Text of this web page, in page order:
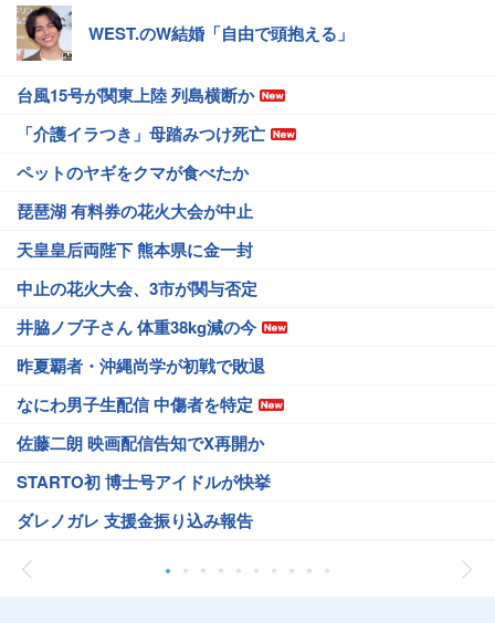
WEST.のW結婚「自由で頭抱える」
台風15号が関東上陸 列島横断か
「介護イラつき」母踏みつけ死亡
ペットのヤギをクマが食べたか
琵琶湖 有料券の花火大会が中止
天皇皇后両陛下 熊本県に金一封
中止の花火大会、3市が関与否定
井脇ノブ子さん 体重38kg減の今
昨夏覇者・沖縄尚学が初戦で敗退
なにわ男子生配信 中傷者を特定
佐藤二朗 映画配信告知でX再開か
STARTO初 博士号アイドルが快挙
ダレノガレ 支援金振り込み報告